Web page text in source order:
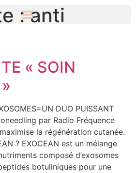
:anti
« SOIN
DUO PUISSANT
par Radio Fréquence
la régénération cutanée.
? EXOCEAN est un mélange
composé d’exosomes
botuliniques pour une